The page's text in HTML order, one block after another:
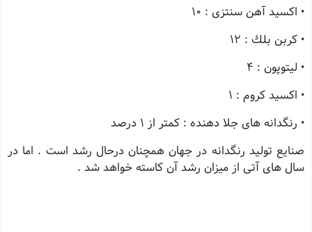
• اكسید آهن سنتزی : 10
• كربن بلك : 12
• لیتوپون : 4
• اكسید كروم : 1
• رنگدانه های جلا دهنده : كمتر از 1 درصد
صنایع تولید رنگدانه در جهان همچنان درحال رشد است . اما در
سال های آتی از میزان رشد آن كاسته خواهد شد .